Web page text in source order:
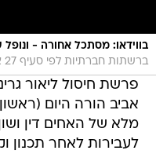
בווידאו: מסתכל אחורה -
ברשתות חברתיות לפי סעיף 27 א' לחוק זכויות יוצרים
פרשת חיסול ליאור
אביב הורה היום
מלא של האחים דין
לעבירות לאחר תכנון